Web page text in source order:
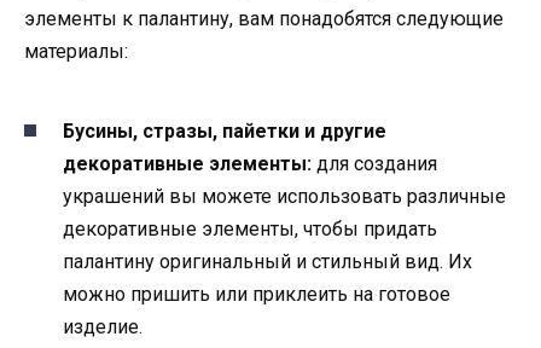
элементы к палантину, вам понадобятся следующие
материалы:
Бусины, стразы, пайетки и другие
декоративные элементы: для создания
украшений вы можете использовать различные
декоративные элементы, чтобы придать
палантину оригинальный и стильный вид. Их
можно пришить или приклеить на готовое
изделие.